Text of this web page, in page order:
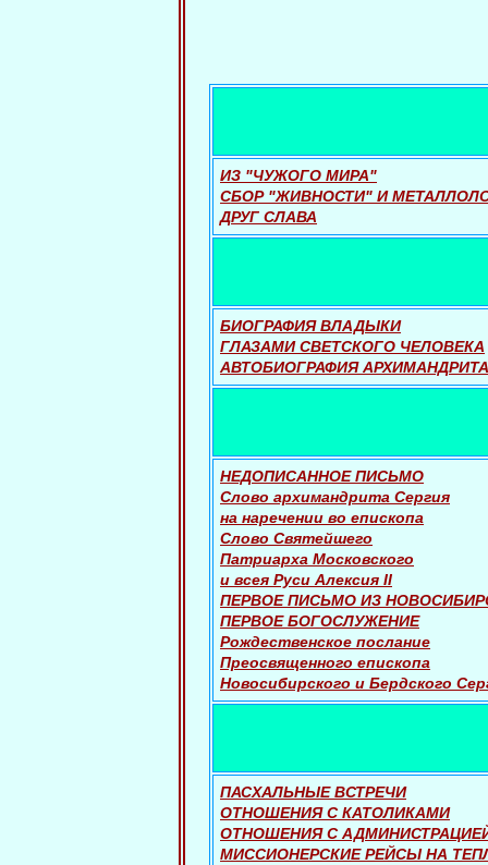
ИЗ "ЧУЖОГО МИРА"
СБОР "ЖИВНОСТИ" И
ДРУГ СЛАВА
БИОГРАФИЯ ВЛАДЫКИ
ГЛАЗАМИ СВЕТСКОГО ЧЕЛОВЕКА
АВТОБИОГРАФИЯ
НЕДОПИСАННОЕ ПИСЬМО
Слово архимандрита Сергия
на наречении во епископа
Слово Святейшего
Патриарха Московского
и всея Руси Алексия II
ПЕРВОЕ ПИСЬМО ИЗ
ПЕРВОЕ БОГОСЛУЖЕНИЕ
Рождественское послание
Преосвященного епископа
Новосибирского и Бердского
ПАСХАЛЬНЫЕ ВСТРЕЧИ
ОТНОШЕНИЯ С КАТОЛИКАМИ
ОТНОШЕНИЯ С
МИССИОНЕРСКИЕ РЕЙСЫ НА